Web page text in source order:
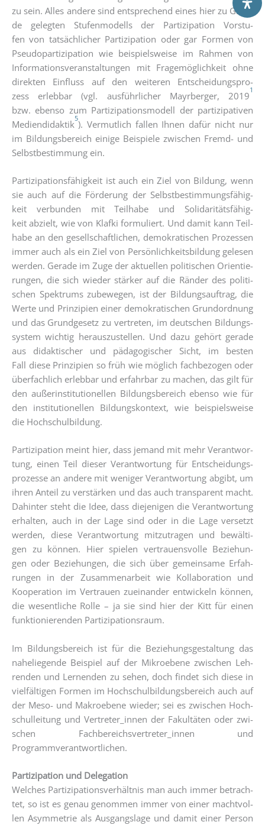
zu sein. Alles ande­re sind ent­spre­chend eines hier zu Grun­
de geleg­ten Stu­fen­mo­dells der Par­ti­zi­pa­ti­on Vor­stu­
fen von tat­säch­li­cher Par­ti­zi­pa­ti­on oder gar For­men von
Pseu­do­par­ti­zi­pa­ti­on wie bei­spiels­wei­se im Rah­men von
Infor­ma­ti­ons­ver­an­stal­tun­gen mit Fra­ge­mög­lich­keit ohne
direk­ten Ein­fluss auf den wei­te­ren Ent­schei­dungs­pro­
zess erleb­bar (vgl. aus­führ­li­cher Mayr­ber­ger, 20191
bzw. eben­so zum Par­ti­zi­pa­ti­ons­mo­dell der par­ti­zi­pa­ti­ven
Medi­en­di­dak­tik5). Ver­mut­lich fal­len Ihnen dafür nicht nur
im Bil­dungs­be­reich eini­ge Bei­spie­le zwi­schen Fremd- und
Selbst­be­stim­mung ein.
Par­ti­zi­pa­ti­ons­fä­hig­keit ist auch ein Ziel von Bil­dung, wenn
sie auch auf die För­de­rung der Selbst­be­stim­mungs­fä­hig­
keit ver­bun­den mit Teil­ha­be und Soli­da­ri­täts­fä­hig­
keit abzielt, wie von Klaf­ki for­mu­liert. Und damit kann Teil­
ha­be an den gesell­schaft­li­chen, demo­kra­ti­schen Pro­zes­sen
immer auch als ein Ziel von Per­sön­lich­keits­bil­dung gele­sen
wer­den. Gera­de im Zuge der aktu­el­len poli­ti­schen Ori­en­tie­
run­gen, die sich wie­der stär­ker auf die Rän­der des poli­ti­
schen Spek­trums zube­we­gen, ist der Bil­dungs­auf­trag, die
Wer­te und Prin­zi­pi­en einer demo­kra­ti­schen Grund­ord­nung
und das Grund­ge­setz zu ver­tre­ten, im deut­schen Bil­dungs­
sys­tem wich­tig her­aus­zu­stel­len. Und dazu gehört gera­de
aus didak­ti­scher und päd­ago­gi­scher Sicht, im bes­ten
Fall die­se Prin­zi­pi­en so früh wie mög­lich fach­be­zo­gen oder
über­fach­lich erleb­bar und erfahr­bar zu machen, das gilt für
den außer­in­sti­tu­tio­nel­len Bil­dungs­be­reich eben­so wie für
den insti­tu­tio­nel­len Bil­dungs­kon­text, wie bei­spiels­wei­se
die Hochschulbildung.
Par­ti­zi­pa­ti­on meint hier, dass jemand mit mehr Ver­ant­wor­
tung, einen Teil die­ser Ver­ant­wor­tung für Ent­schei­dungs­
pro­zes­se an ande­re mit weni­ger Ver­ant­wor­tung abgibt, um
ihren Anteil zu ver­stär­ken und das auch trans­pa­rent macht.
Dahin­ter steht die Idee, dass die­je­ni­gen die Ver­ant­wor­tung
erhal­ten, auch in der Lage sind oder in die Lage ver­setzt
wer­den, die­se Ver­ant­wor­tung mit­zu­tra­gen und bewäl­ti­
gen zu kön­nen. Hier spie­len ver­trau­ens­vol­le Bezie­hun­
gen oder Bezie­hun­gen, die sich über gemein­sa­me Erfah­
run­gen in der Zusam­men­ar­beit wie Kol­la­bo­ra­ti­on und
Koope­ra­ti­on im Ver­trau­en zuein­an­der ent­wi­ckeln kön­nen,
die wesent­li­che Rol­le – ja sie sind hier der Kitt für einen
funk­tio­nie­ren­den Partizipationsraum.
Im Bil­dungs­be­reich ist für die Bezie­hungs­ge­stal­tung das
nahe­lie­gen­de Bei­spiel auf der Mikroebe­ne zwi­schen Leh­
ren­den und Ler­nen­den zu sehen, doch fin­det sich die­se in
viel­fäl­ti­gen For­men im Hoch­schul­bil­dungs­be­reich auch auf
der Meso- und Makro­ebe­ne wie­der; sei es zwi­schen Hoch­
schul­lei­tung und Vertreter_innen der Fakul­tä­ten oder zwi­
schen Fachbereichsvertreter_innen und
Programmverantwortlichen.
Par­ti­zi­pa­ti­on und Dele­ga­ti­on
Wel­ches Par­ti­zi­pa­ti­ons­ver­hält­nis man auch immer betrach­
tet, so ist es genau genom­men immer von einer macht­vol­
len Asym­me­trie als Aus­gangs­la­ge und damit einer Per­son